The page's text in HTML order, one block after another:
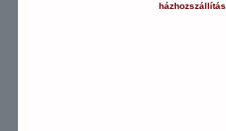
házhozszállítás